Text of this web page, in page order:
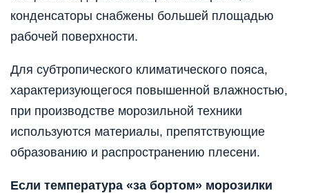
конденсаторы снабжены большей площадью
рабочей поверхности.
Для субтропического климатического пояса,
характеризующегося повышенной влажностью,
при производстве морозильной техники
используются материалы, препятствующие
образованию и распространению плесени.
Если температура «за бортом» морозилки